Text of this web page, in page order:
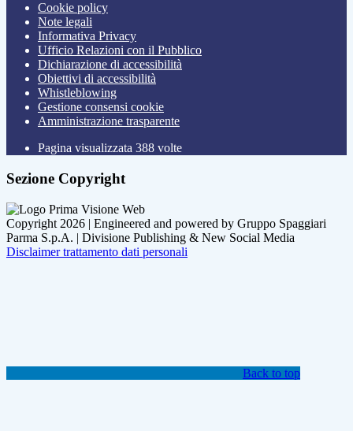
Cookie policy
Note legali
Informativa Privacy
Ufficio Relazioni con il Pubblico
Dichiarazione di accessibilità
Obiettivi di accessibilità
Whistleblowing
Gestione consensi cookie
Amministrazione trasparente
Pagina visualizzata 388 volte
Sezione Copyright
Copyright 2026 | Engineered and powered by Gruppo Spaggiari
Parma S.p.A. | Divisione Publishing & New Social Media
Disclaimer trattamento dati personali
Back to top